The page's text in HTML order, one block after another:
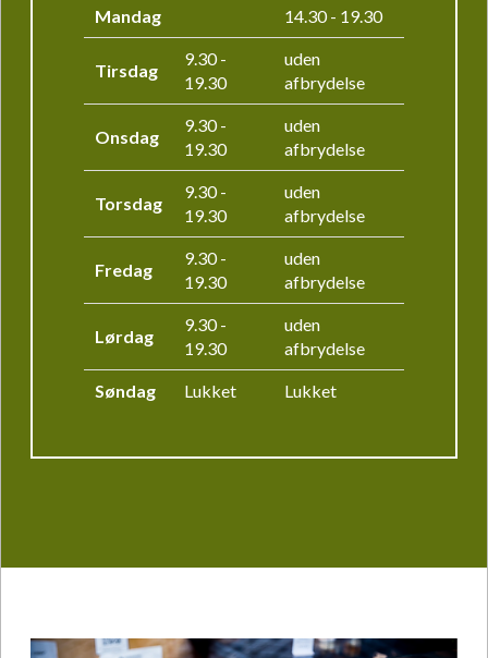
Mandag 14.30 - 19.30
Tirsdag
9.30 -
19.30
uden
afbrydelse
Onsdag
9.30 -
19.30
uden
afbrydelse
Torsdag
9.30 -
19.30
uden
afbrydelse
Fredag
9.30 -
19.30
uden
afbrydelse
Lørdag
9.30 -
19.30
uden
afbrydelse
Søndag Lukket Lukket